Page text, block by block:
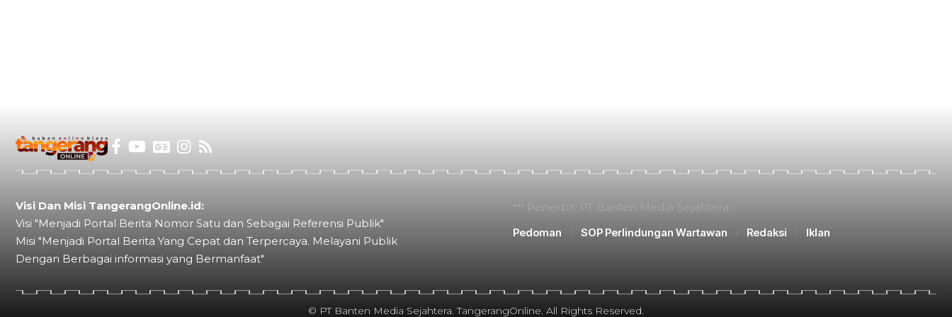
Visi Dan Misi TangerangOnline.id:
Visi "Menjadi Portal Berita Nomor Satu dan Sebagai Referensi Publik"
Misi "Menjadi Portal Berita Yang Cepat dan Terpercaya. Melayani Publik
Dengan Berbagai informasi yang Bermanfaat"
Penerbit: PT Banten Media Sejahtera
Pedoman
SOP Perlindungan Wartawan Redaksi Iklan
© PT Banten Media Sejahtera. TangerangOnline. All Rights Reserved.